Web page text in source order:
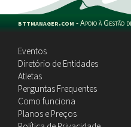
bttmanager.com -Apoio à Gestão
Eventos
Diretório de Entidades
Atletas
Perguntas Frequentes
Como funciona
Planos e Preços